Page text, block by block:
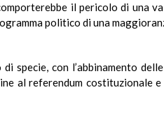
il pericolo di una
politico di una
di specie, con l’abbinamento
al referendum costituzionale